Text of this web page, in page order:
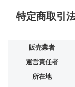
特定商取引
販売業者
運営責任者
所在地